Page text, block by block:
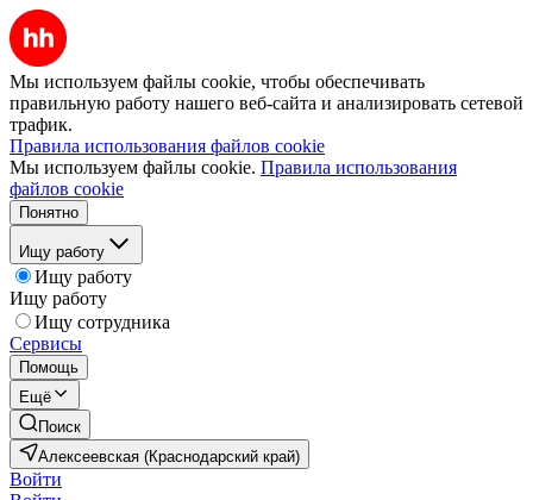
Мы используем файлы cookie, чтобы обеспечивать
правильную работу нашего веб-сайта и анализировать сетевой
трафик.
Правила использования файлов cookie
Мы используем файлы cookie. Правила использования
файлов cookie
Понятно
Ищу работу
Ищу работу
Ищу работу
Ищу сотрудника
Сервисы
Помощь
Ещё
Поиск
Алексеевская (Краснодарский край)
Войти